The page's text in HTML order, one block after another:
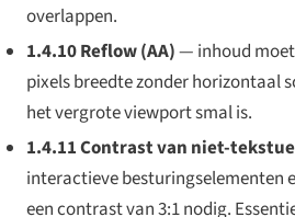
overlappen.
1.4.10 Reflow (AA)— inhoud moet
pixels breedte zonder horizontaal
het vergrote viewport smal is.
1.4.11 Contrast van niet-
interactieve besturingselementen
een contrast van 3:1 nodig.